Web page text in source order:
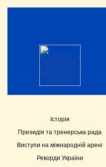
Історія
Президія та тренерська рада
Виступи на міжнародній арені
Рекорди України